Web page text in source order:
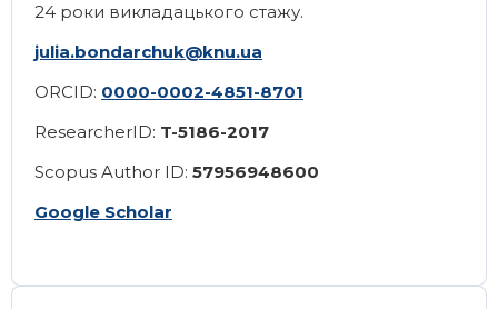
24 роки викладацького стажу.
julia.bondarchuk@knu.ua
ORCID: 0000-0002-4851-8701
ResearcherID: T-5186-2017
Scopus Author ID: 57956948600
Google Scholar